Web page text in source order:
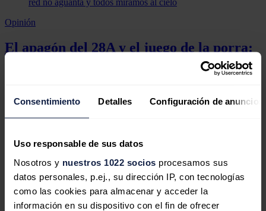
Consentimiento Detalles Configuración de anuncios
Uso responsable de sus datos
Nosotros y nuestros 1022 socios procesamos sus
datos personales, p.ej., su dirección IP, con tecnologías
como las cookies para almacenar y acceder la
información en su dispositivo con el fin de ofrecer
Opinión
El apagón del 28A y el juego de la porra:
cuando la red no aguanta y todos
Cristina Ucelay Canosa07/05/2025
El gran apagón de abril de 2025: ¿quién
se hace cargo del caos eléctrico?